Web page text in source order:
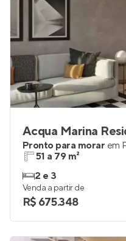
Acqua Marina
Pronto para morar em
51 a 79 m²
2 e 3
Venda a partir de
R$ 675.348